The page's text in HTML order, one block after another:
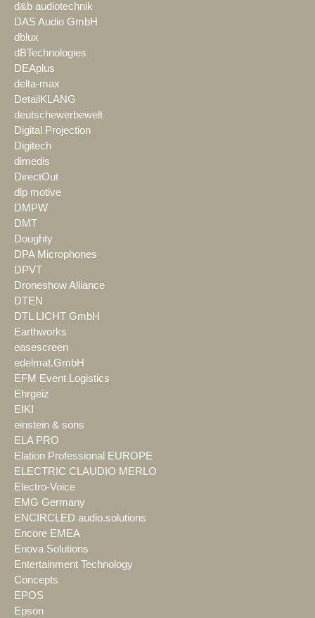
d&b audiotechnik
DAS Audio GmbH
dblux
dBTechnologies
DEAplus
delta-max
DetailKLANG
deutschewerbewelt
Digital Projection
Digitech
dimedis
DirectOut
dlp motive
DMPW
DMT
Doughty
DPA Microphones
DPVT
Droneshow Alliance
DTEN
DTL LICHT GmbH
Earthworks
easescreen
edelmat.GmbH
EFM Event Logistics
Ehrgeiz
EIKI
einstein & sons
ELA PRO
Elation Professional EUROPE
ELECTRIC CLAUDIO MERLO
Electro-Voice
EMG Germany
ENCIRCLED audio.solutions
Encore EMEA
Enova Solutions
Entertainment Technology
Concepts
EPOS
Epson